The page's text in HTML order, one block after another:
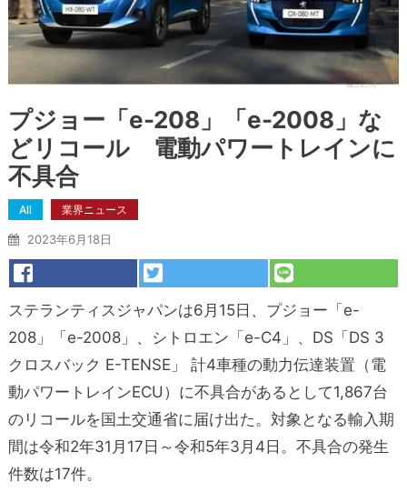
プジョー「e-208」「e-2008」な
どリコール 電動パワートレインに
不具合
All 業界ニュース
2023年6月18日
ステランティスジャパンは6月15日、プジョー「e-
208」「e-2008」、シトロエン「e-C4」、DS「DS 3
クロスバック E-TENSE」 計4車種の動力伝達装置（電
動パワートレインECU）に不具合があるとして1,867台
のリコールを国土交通省に届け出た。対象となる輸入期
間は令和2年31月17日～令和5年3月4日。不具合の発生
件数は17件。